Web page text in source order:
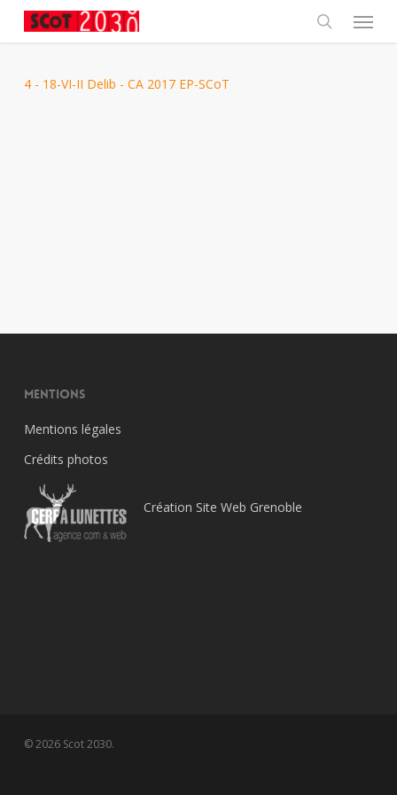
main
content search
Menu
4 - 18-VI-II Delib - CA 2017 EP-SCoT
Mentions
Mentions légales
Crédits photos
Création Site Web Grenoble
© 2026 Scot 2030.